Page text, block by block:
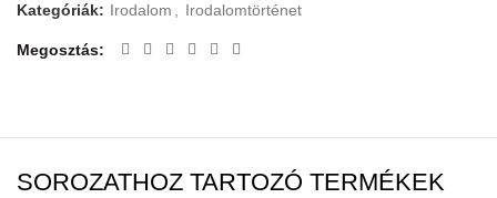
Kategóriák: Irodalom , Irodalomtörténet
Megosztás
SOROZATHOZ TARTOZÓ TERMÉKEK